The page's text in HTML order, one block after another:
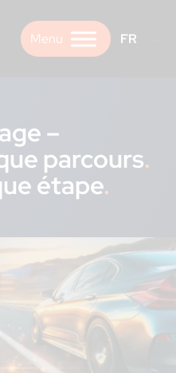
FR
–
parcours.
étape.